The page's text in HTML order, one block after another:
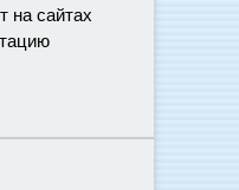
на сайтах